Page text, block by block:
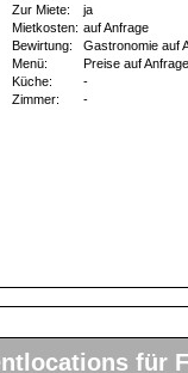
Zur Miete:
ja
Mietkosten: auf Anfrage
Bewirtung:
Gastronomie auf
Menü:
Preise auf Anfrage
Küche:
-
Zimmer:
-
für